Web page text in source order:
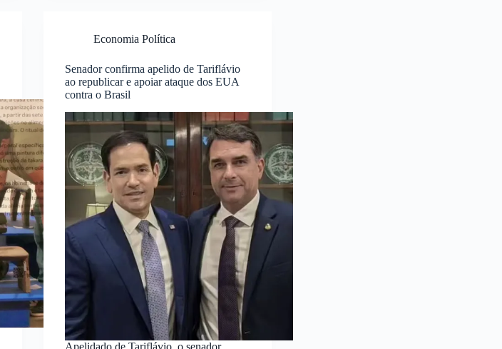
Economia Política
Senador confirma apelido de Tariflávio
ao republicar e apoiar ataque dos EUA
contra o Brasil
Apelidado de Tariflávio, o senador